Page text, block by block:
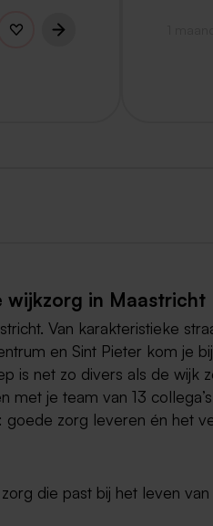
wijkzorg in Maastricht
Van karakteristieke
en Sint Pieter kom je
is net zo divers als de wijk
met je team van 13
zorg leveren én het
die past bij het leven van